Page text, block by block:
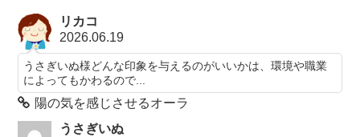
リカコ
2026.06.19
うさぎいぬ様どんな印象を与えるのがいいかは、環境や職業
によってもかわるので...
陽の気を感じさせるオーラ
うさぎいぬ